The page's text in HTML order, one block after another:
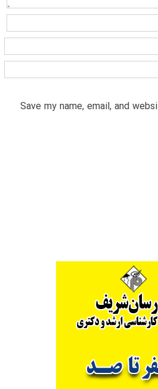
Save my name, email, and